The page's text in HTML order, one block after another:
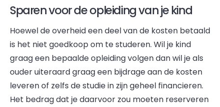
Sparen voor de opleiding van je kind
Hoewel de overheid een deel van de kosten betaald
is het niet goedkoop om te studeren. Wil je kind
graag een bepaalde opleiding volgen dan wil je als
ouder uiteraard graag een bijdrage aan de kosten
leveren of zelfs de studie in zijn geheel financieren.
Het bedrag dat je daarvoor zou moeten reserveren